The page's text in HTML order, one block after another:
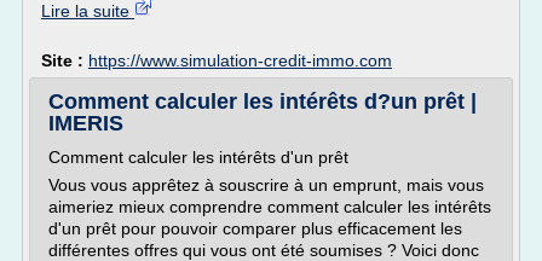
Lire la suite
Site : https://www.simulation-credit-immo.com
Comment calculer les intérêts d?un prêt |
IMERIS
Comment calculer les intérêts d'un prêt
Vous vous apprêtez à souscrire à un emprunt, mais vous
aimeriez mieux comprendre comment calculer les intérêts
d'un prêt pour pouvoir comparer plus efficacement les
différentes offres qui vous ont été soumises ? Voici donc